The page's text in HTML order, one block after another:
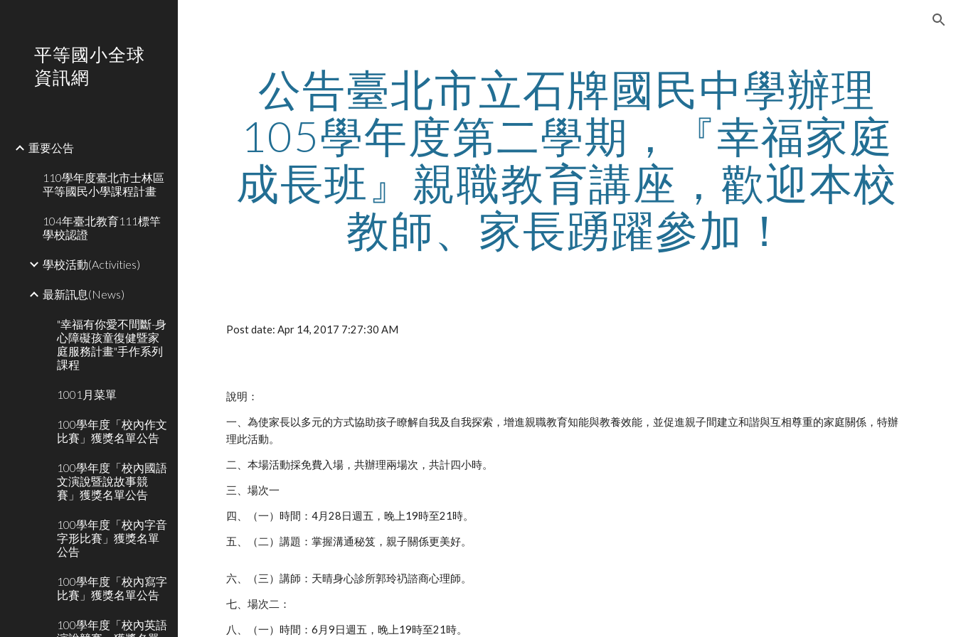
平等國小全球
資訊網
重要公告
110學年度臺北市士林區
平等國民小學課程計畫
104年臺北教育111標竿
學校認證
學校活動(Activities)
最新訊息(News)
"幸福有你愛不間斷-身
心障礙孩童復健暨家
庭服務計畫"手作系列
課程
1001月菜單
100學年度「校內作文
比賽」獲獎名單公告
100學年度「校內國語
文演說暨說故事競
賽」獲獎名單公告
100學年度「校內字音
字形比賽」獲獎名單
公告
100學年度「校內寫字
比賽」獲獎名單公告
100學年度「校內英語
公告臺北市立石牌國民中學辦理
105學年度第二學期，『幸福家庭
成長班』親職教育講座，歡迎本校
教師、家長踴躍參加！
Post date: Apr 14, 2017 7:27:30 AM
說明：
一、為使家長以多元的方式協助孩子瞭解自我及自我探索，增進親職教育知能與教養效能，並促進親子間建立和諧與互相尊重的家庭關係，特辦
理此活動。
二、本場活動採免費入場，共辦理兩場次，共計四小時。
三、場次一
四、（一）時間：4月28日週五，晚上19時至21時。
五、（二）講題：掌握溝通秘笈，親子關係更美好。
六、（三）講師：天晴身心診所郭玲礽諮商心理師。
七、場次二：
八、（一）時間：6月9日週五，晚上19時至21時。